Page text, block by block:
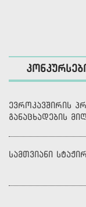
კონკურსები
ევროკავშირის
განაცხადების
სამთვიანი